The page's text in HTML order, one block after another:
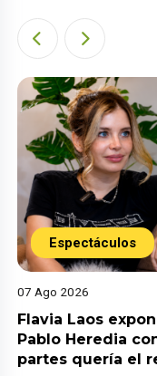
Espectáculos
07 Ago 2026
Flavia Laos
Pablo Heredia
partes quería el